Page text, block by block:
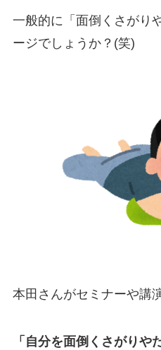
一般的に「面倒くさがり
ージでしょうか？(笑)
本田さんがセミナーや講
「自分を面倒くさがりや